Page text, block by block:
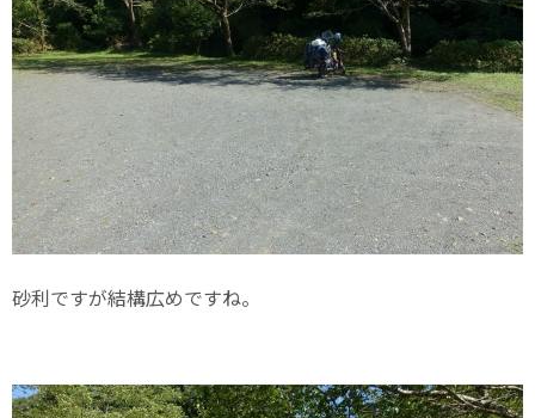
砂利ですが結構広めですね。